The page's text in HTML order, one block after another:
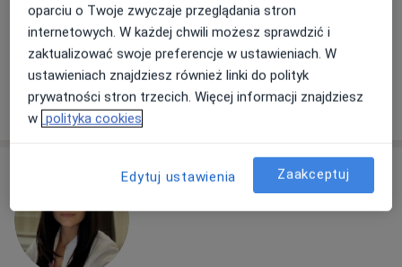
EKG - elektrokardiografia
Poproś o wizytę
oparciu o Twoje zwyczaje przeglądania stron
internetowych. W każdej chwili możesz sprawdzić i
zaktualizować swoje preferencje w ustawieniach. W
ustawieniach znajdziesz również linki do polityk
prywatności stron trzecich. Więcej informacji znajdziesz
w polityka cookies
Edytuj ustawienia Zaakceptuj